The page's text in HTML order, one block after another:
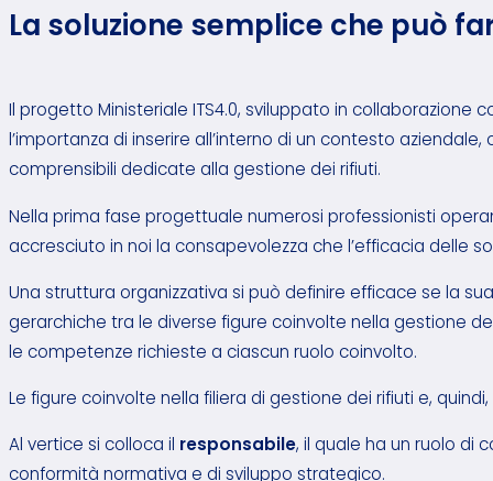
La soluzione semplice che può
Il progetto Ministeriale ITS4.0, sviluppato in collaborazione
l’importanza di inserire all’interno di un contesto
comprensibili dedicate alla gestione dei rifiuti.
Nella prima fase progettuale numerosi professionisti
accresciuto in noi la consapevolezza che l’efficacia delle
Una struttura organizzativa si può definire efficace se la
gerarchiche tra le diverse figure coinvolte nella gestione
le competenze richieste a ciascun ruolo coinvolto.
Le figure coinvolte nella filiera di gestione dei rifiuti e,
Al vertice si colloca il responsabile, il quale ha un ruolo di
conformità normativa e di sviluppo strategico.